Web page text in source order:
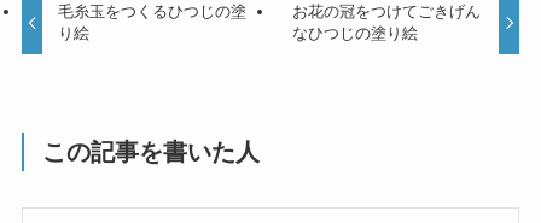
毛糸玉をつくるひつじの塗
り絵
お花の冠をつけてごきげん
なひつじの塗り絵
この記事を書いた人